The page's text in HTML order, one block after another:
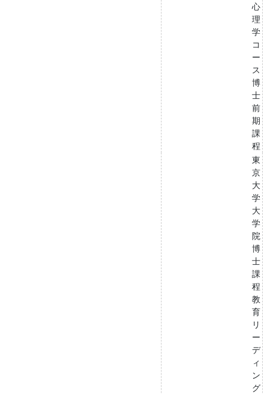
心
理
学
コ
ー
ス
博
士
前
期
課
程
東
京
大
学
大
学
院
博
士
課
程
教
育
リ
ー
デ
ィ
ン
グ